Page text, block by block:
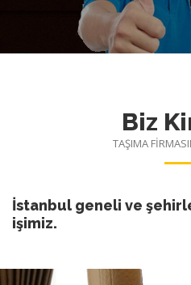
Biz
TAŞIMA
İstanbul geneli ve
işimiz.